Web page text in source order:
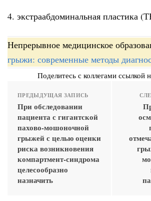
4. экстраабдоминальная пластика
Непрерывное медицинское
грыжи: современные методы
Поделитесь с коллегами ссылкой
ПРЕДЫДУЩАЯ ЗАПИСЬ
При обследовании
пациента с гигантской
пахово-мошоночной
грыжей с целью оценки
риска возникновения
компартмент-синдрома
целесообразно
назначить